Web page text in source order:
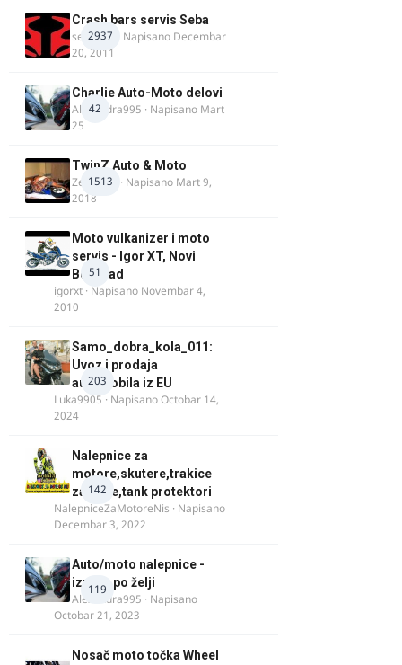
2937
Crash bars servis Seba
seba011 · Napisano Decembar
20, 2011
42
Charlie Auto-Moto delovi
Alexandra995 · Napisano Mart
25
1513
TwinZ Auto & Moto
Zeljkamp · Napisano Mart 9,
2018
51
Moto vulkanizer i moto
servis - Igor XT, Novi
Beograd
igorxt · Napisano Novembar 4,
2010
203
Samo_dobra_kola_011:
Uvoz i prodaja
automobila iz EU
Luka9905 · NapisanoOctobar 14,
2024
142
Nalepnice za
motore,skutere,trakice
za felne,tank protektori
NalepniceZaMotoreNis · Napisano
Decembar 3, 2022
119
Auto/moto nalepnice -
izrada po želji
Alexandra995 · Napisano
Octobar 21, 2023
Nosač moto točka Wheel